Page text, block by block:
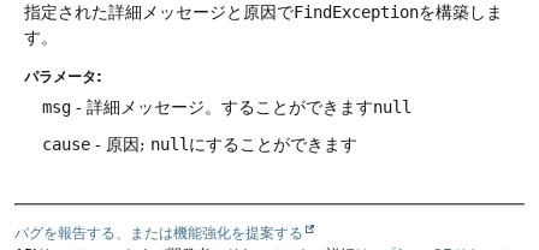
指定された詳細メッセージと原因でFindExceptionを構築しま
す。
パラメータ:
msg - 詳細メッセージ。することができますnull
cause - 原因; null にすることができます
バグを報告する、または機能強化を提案する